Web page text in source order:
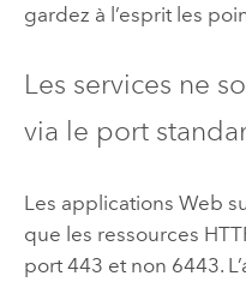
gardez à l’esprit les
Les services ne
via le port
Les applications Web
que les ressources
port 443 et non 6443.